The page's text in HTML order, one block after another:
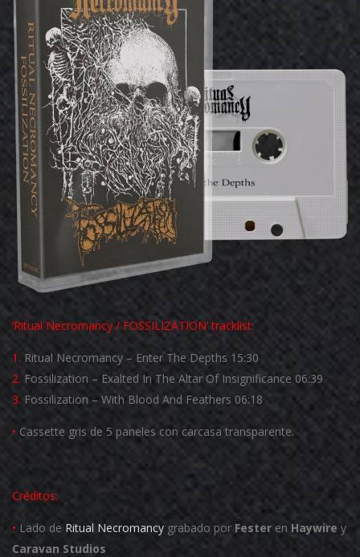
‘Ritual Necromancy / FOSSILIZATION’ tracklist:
1. Ritual Necromancy – Enter The Depths 15:30
2. Fossilization – Exalted In The Altar Of Insignificance 06:39
3. Fossilization – With Blood And Feathers 06:18
• Cassette gris de 5 paneles con carcasa transparente.
Créditos:
• Lado de Ritual Necromancy grabado por Fester en Haywire y
Caravan Studios